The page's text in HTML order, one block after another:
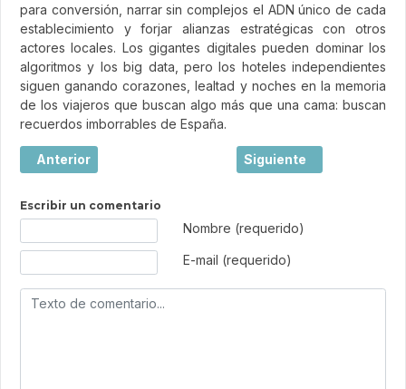
para conversión, narrar sin complejos el ADN único de cada
establecimiento y forjar alianzas estratégicas con otros
actores locales. Los gigantes digitales pueden dominar los
algoritmos y los big data, pero los hoteles independientes
siguen ganando corazones, lealtad y noches en la memoria
de los viajeros que buscan algo más que una cama: buscan
recuerdos imborrables de España.
Artículo anterior: Viajar: mucho más que hacer turismo
Anterior Artículo siguiente: El
Siguiente
Escribir un comentario
Nombre (requerido)
E-mail (requerido)